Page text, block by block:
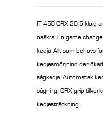
IT 450 GRX 20 5-kloig
osäkra. En game
kedja. Allt som behövs
kedjesmörjning ger
sågkedja. Automatisk
sågning. GRX-grip
kedjesträckning.